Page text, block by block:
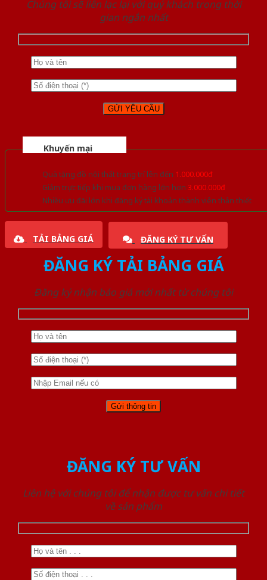
Chúng tôi sẽ liên lạc lại với quý khách trong thời
gian ngắn nhất
Khuyến mại
Quà tặng đồ nội thất trang trí lên đến 1.000.000đ
Giảm trực tiếp khi mua đơn hàng lớn hơn 3.000.000đ
Nhiều ưu đãi lớn khi đăng ký tài khoản thành viên thân thiết
TẢI BẢNG GIÁ ĐĂNG KÝ TƯ VẤN
ĐĂNG KÝ TẢI BẢNG GIÁ
Đăng ký nhận báo giá mới nhất từ chúng tôi
ĐĂNG KÝ TƯ VẤN
Liên hệ với chúng tôi để nhận được tư vấn chi tiết
về sản phẩm